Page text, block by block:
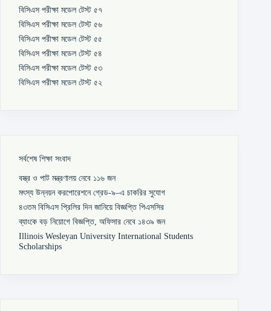
বিসিএস পরীক্ষা মডেল টেস্ট ৫৭
বিসিএস পরীক্ষা মডেল টেস্ট ৫৬
বিসিএস পরীক্ষা মডেল টেস্ট ৫৫
বিসিএস পরীক্ষা মডেল টেস্ট ৫৪
বিসিএস পরীক্ষা মডেল টেস্ট ৫৩
বিসিএস পরীক্ষা মডেল টেস্ট ৫২
সর্বশেষ শিক্ষা সংবাদ
বস্ত্র ও পাট মন্ত্রণালয় নেবে ১১৬ জন
মৎস্য উন্নয়ন করপোরেশনে গ্রেড-৯–এ চাকরির সুযোগ
৪৩তম বিসিএস প্রিলির দিন জানিয়ে বিজ্ঞপ্তি পিএসসির
ব্যাংকে বড় নিয়োগে বিজ্ঞপ্তি, অফিসার নেবে ১৪৩৯ জন
Illinois Wesleyan University International Students
Scholarships